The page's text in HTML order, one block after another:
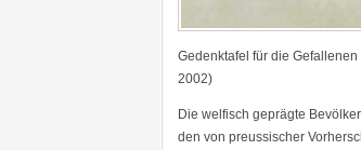
Gedenktafel für die
2002)
Die welfisch geprägte
den von preussischer